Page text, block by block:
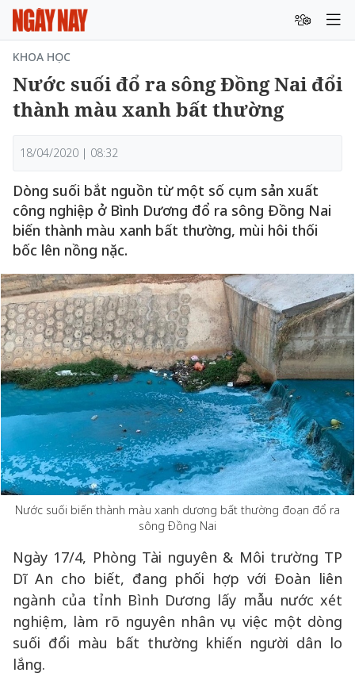
KHOA HỌC
Nước suối đổ ra sông Đồng Nai đổi
thành màu xanh bất thường
18/04/2020 | 08:32
Dòng suối bắt nguồn từ một số cụm sản xuất
công nghiệp ở Bình Dương đổ ra sông Đồng Nai
biến thành màu xanh bất thường, mùi hôi thối
bốc lên nồng nặc.
Nước suối biến thành màu xanh dương bất thường đoạn đổ ra
sông Đồng Nai
Ngày 17/4, Phòng Tài nguyên & Môi trường TP
Dĩ An cho biết, đang phối hợp với Đoàn liên
ngành của tỉnh Bình Dương lấy mẫu nước xét
nghiệm, làm rõ nguyên nhân vụ việc một dòng
suối đổi màu bất thường khiến người dân lo
lắng.